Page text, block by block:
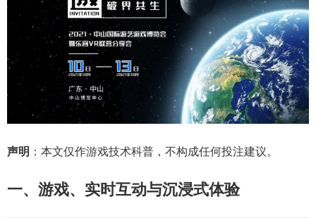
声明 ：本文仅作游戏技术科普，不构成任何投注建议。
一、游戏、实时互动与沉浸式体验